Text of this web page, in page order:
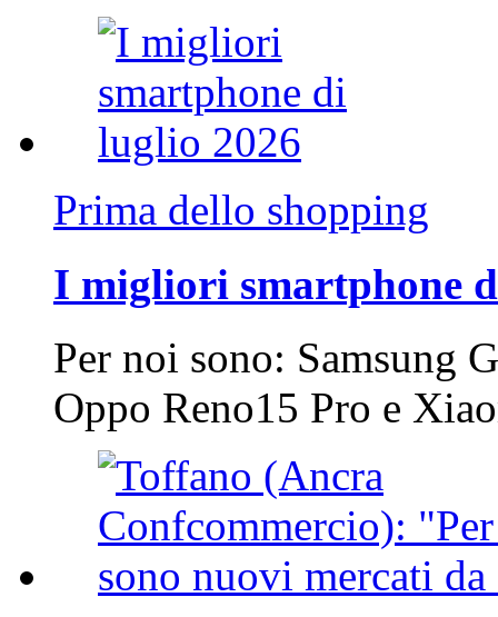
Prima dello shopping
I migliori smartphone
Per noi sono: Samsung
Oppo Reno15 Pro e